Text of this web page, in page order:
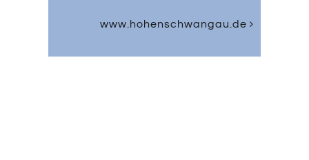
www.hohenschwangau.de